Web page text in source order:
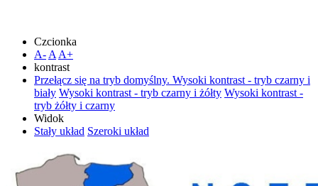
Czcionka
A- A A+
kontrast
Przełącz się na tryb domyślny. Wysoki kontrast - tryb czarny i
biały Wysoki kontrast - tryb czarny i żółty Wysoki kontrast -
tryb żółty i czarny
Widok
Stały układ Szeroki układ